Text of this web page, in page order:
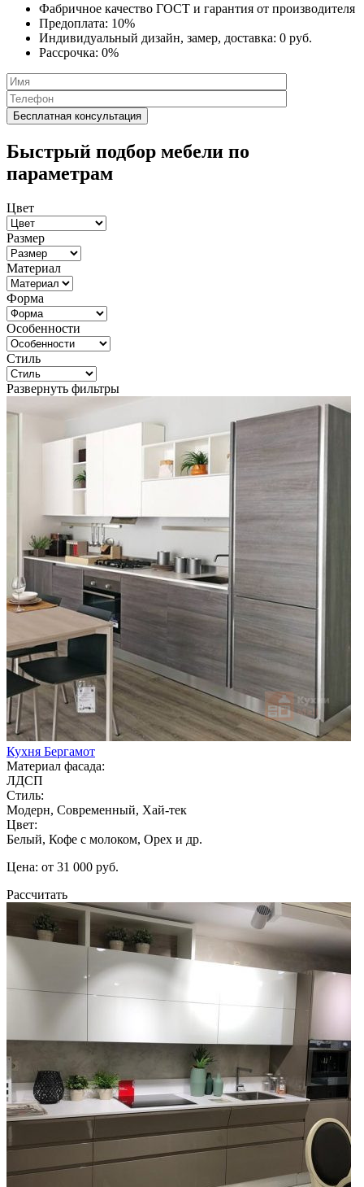
Фабричное качество ГОСТ и гарантия от производителя
Предоплата: 10%
Индивидуальный дизайн, замер, доставка: 0 руб.
Рассрочка: 0%
Быстрый подбор мебели по
параметрам
Цвет
Размер
Материал
Форма
Особенности
Стиль
Развернуть фильтры
Кухня Бергамот
Материал фасада:
ЛДСП
Стиль:
Модерн, Современный, Хай-тек
Цвет:
Белый, Кофе с молоком, Орех и др.
Цена: от 31 000 руб.
Рассчитать